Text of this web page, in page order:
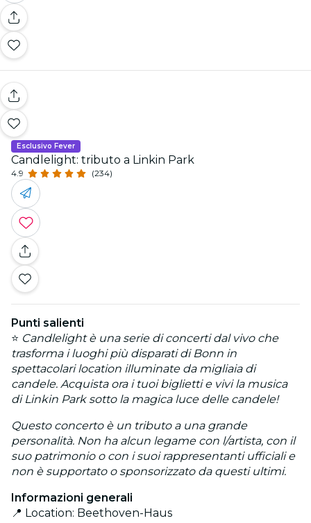
Esclusivo Fever
Candlelight: tributo a Linkin Park
4.9 (234)
Punti salienti
⭐ Candlelight è una serie di concerti dal vivo che
trasforma i luoghi più disparati di Bonn in
spettacolari location illuminate da migliaia di
candele. Acquista ora i tuoi biglietti e vivi la musica
di Linkin Park sotto la magica luce delle candele!
Questo concerto è un tributo a una grande
personalità. Non ha alcun legame con l/artista, con il
suo patrimonio o con i suoi rappresentanti ufficiali e
non è supportato o sponsorizzato da questi ultimi.
Informazioni generali
📍 Location: Beethoven-Haus